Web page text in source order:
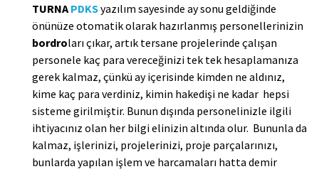
TURNA PDKSyazılım sayesinde ay sonu geldiğinde
önünüze otomatik olarak hazırlanmış personellerinizin
bordroları çıkar, artık tersane projelerinde çalışan
personele kaç para vereceğinizi tek tek hesaplamanıza
gerek kalmaz, çünkü ay içerisinde kimden ne aldınız,
kime kaç para verdiniz, kimin hakedişi ne kadar hepsi
sisteme girilmiştir. Bunun dışında personelinizle ilgili
ihtiyacınız olan her bilgi elinizin altında olur. Bununla da
kalmaz, işlerinizi, projelerinizi, proje parçalarınızı,
bunlarda yapılan işlem ve harcamaları hatta demir